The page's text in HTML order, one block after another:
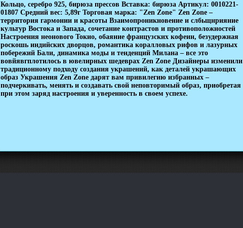
Кольцо, серебро 925, бирюза прессов Вставка: бирюза Артикул: 0010221-
01807 Средний вес: 5,89г Торговая марка: "Zen Zone" Zen Zone –
территория гармонии и красоты Взаимопроникновение и слбьщнрияние
культур Востока и Запада, сочетание контрастов и противоположностей
Настроения неонового Токио, обаяние французских кофеин, безудержная
роскошь индийских дворцов, романтика коралловых рифов и лазурных
побережий Бали, динамика моды и тенденций Милана – все это
вовйявгплотилось в ювелирных шедеврах Zen Zone Дизайнеры изменили
традиционному подходу создания украшений, как деталей украшающих
образ Украшения Zen Zone дарят вам привилегию избранных –
подчеркивать, менять и создавать свой неповторимый образ, приобретая
при этом заряд настроения и уверенность в своем успехе.